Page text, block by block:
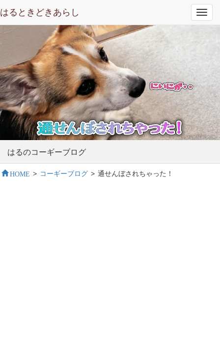
はるときどきあらし
はるのコーギーブログ
HOME > コーギーブログ > 通せんぼされちゃった！